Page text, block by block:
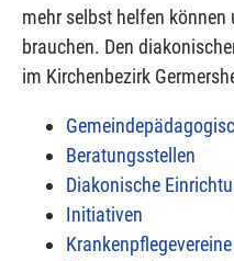
mehr selbst helfen
brauchen. Den
im Kirchenbezirk
Beratungsstellen
Diakonische
Initiativen
Krankenpflegevereine